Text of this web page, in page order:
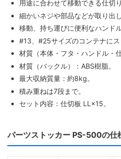
用途に合わせて移動できる仕切
細かいネジや部品などが取り出
移動、持ち運びに便利なハンドル
#13、#25サイズのコンテナにス
材質（本体・フタ・ハンドル・
材質（バックル）：ABS樹脂。
最大収納質量：約8kg。
積み重ねは7段まで。
セット内容：仕切板 LL×15。
パーツストッカー PS-500の仕